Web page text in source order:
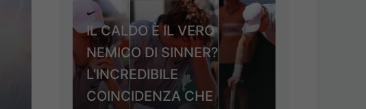
IL CALDO È IL VERO
NEMICO DI SINNER?
L’INCREDIBILE
COINCIDENZA CHE